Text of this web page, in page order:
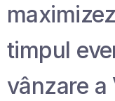
timpul
vânzare a